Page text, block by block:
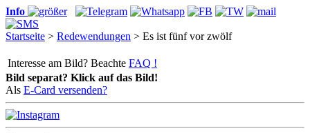
Info
Startseite > Redewendungen > Es ist fünf vor zwölf
Interesse am Bild? Beachte FAQ !
Bild separat? Klick auf das Bild!
Als E-Card versenden?